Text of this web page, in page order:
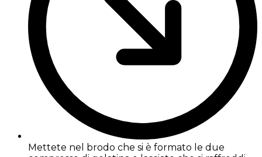
Mettete nel brodo che si è formato le due